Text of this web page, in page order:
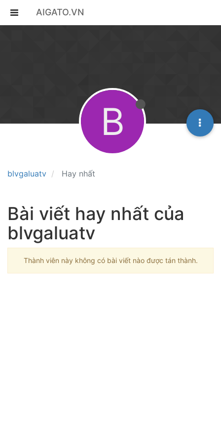
AIGATO.VN
blvgaluatv Hay nhất
B
Bài viết hay nhất của
blvgaluatv
Thành viên này không có bài viết nào được tán thành.